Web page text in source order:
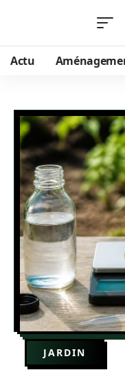
Actu
JARDIN